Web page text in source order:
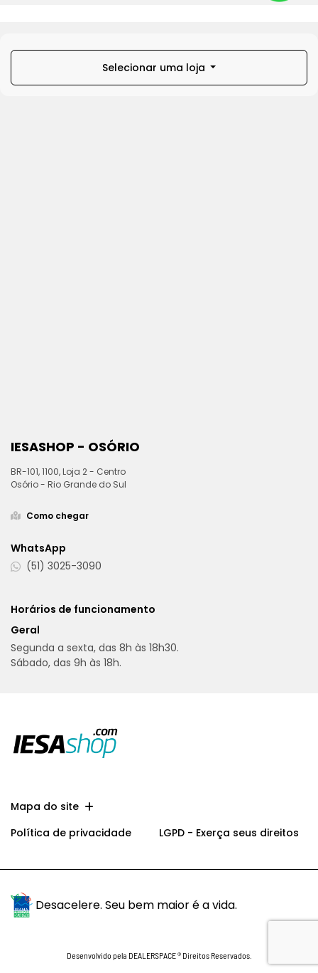
Selecionar uma loja
IESASHOP - OSÓRIO
BR-101, 1100, Loja 2 - Centro
Osório - Rio Grande do Sul
Como chegar
WhatsApp
(51) 3025-3090
Horários de funcionamento
Geral
Segunda a sexta, das 8h às 18h30.
Sábado, das 9h às 18h.
Mapa do site
Política de privacidade
LGPD - Exerça seus direitos
Desacelere. Seu bem maior é a vida.
Desenvolvido pela DEALERSPACE ® Direitos Reservados.